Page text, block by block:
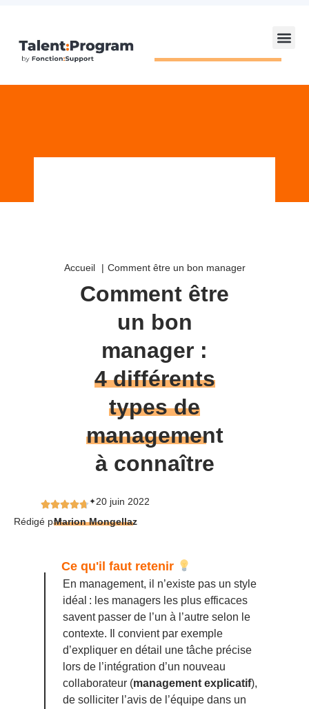
Accueil Comment être un bon manager
Comment être
un bon
manager :
4 différents
types de
management
à connaître
✦20 juin 2022
Rédigé parMarion Mongellaz
Ce qu'il faut retenir
En management, il n’existe pas un style
idéal : les managers les plus efficaces
savent passer de l’un à l’autre selon le
contexte. Il convient par exemple
d’expliquer en détail une tâche précise
lors de l’intégration d’un nouveau
collaborateur (management explicatif),
de solliciter l’avis de l’équipe dans un